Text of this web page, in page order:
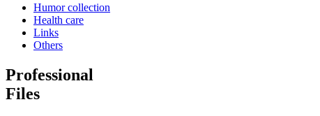
Humor collection
Health care
Links
Others
Professional
Files